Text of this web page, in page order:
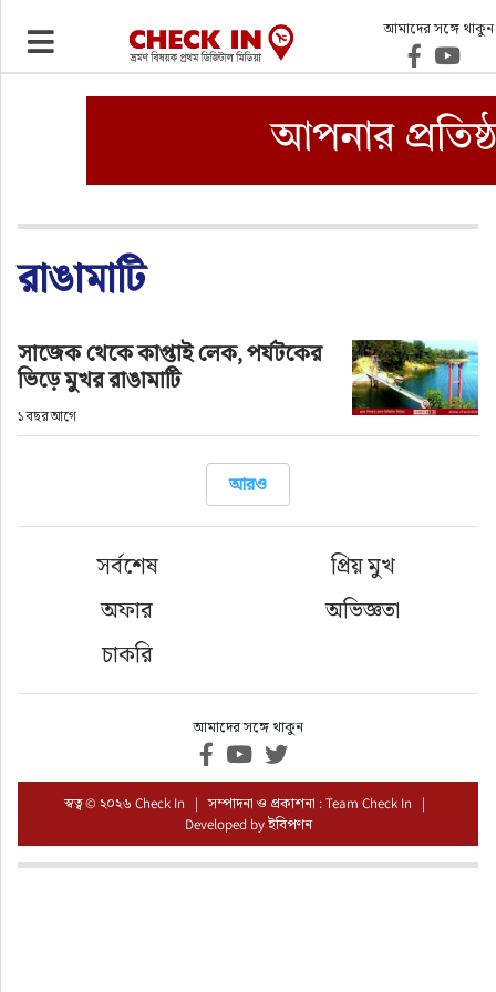
আমাদের সঙ্গে থাকুন
ভ্রমণ
ওটিএ
বিদেশযাত্রা
হজ-ওমরাহ
আরও
রাঙামাটি
সাজেক থেকে কাপ্তাই লেক, পর্যটকের
ভিড়ে মুখর রাঙামাটি
১ বছর আগে
আরও
সর্বশেষ
প্রিয় মুখ
অফার
অভিজ্ঞতা
চাকরি
আমাদের সঙ্গে থাকুন
স্বত্ব © ২০২৬ Check In | সম্পাদনা ও প্রকাশনা : Team Check In |
Developed byইবিপণন